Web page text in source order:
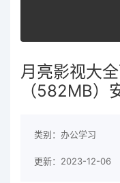
月亮影视大
（582MB）
类别：办公学习
更新：2023-12-06